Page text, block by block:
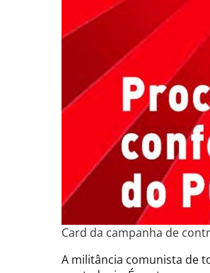
Card da campanha de
A militância comunista de